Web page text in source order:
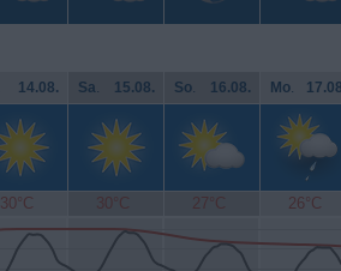
14.08. Sa. 15.08. So. 16.08. Mo.
30°C 30°C 27°C 26°C